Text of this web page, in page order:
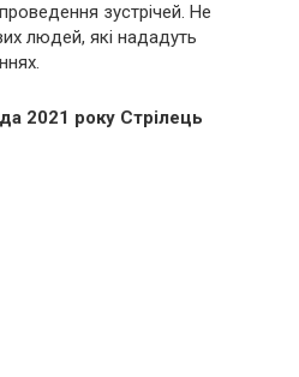
зустрічей. Не
людей, які нададуть
2021 року Стрілець